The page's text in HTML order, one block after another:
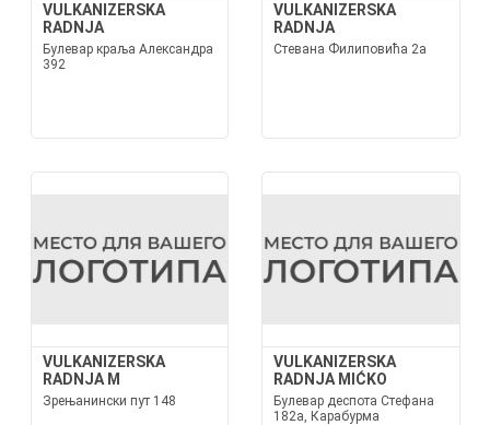
VULKANIZERSKA
RADNJA
Булевар краља Александра
392
VULKANIZERSKA
RADNJA
Стевана Филиповића 2а
VULKANIZERSKA
RADNJA M
Зрењанински пут 148
VULKANIZERSKA
RADNJA MIĆKO
Булевар деспота Стефана
182а, Карабурма